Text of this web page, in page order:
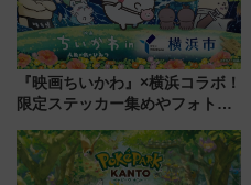
『映画ちいかわ』×横浜コラボ！
限定ステッカー集めやフォトス
いを満喫しよう（花火鑑賞会応
募は7/12まで！）